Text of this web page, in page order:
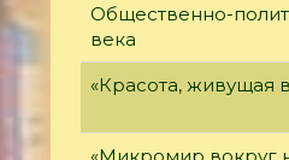
Общественно-
века
«Красота, живущая